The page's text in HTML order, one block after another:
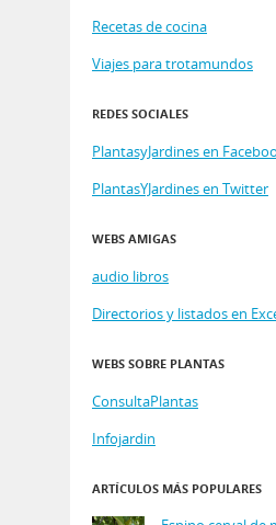
Recetas de cocina
Viajes para trotamundos
REDES SOCIALES
PlantasyJardines en
PlantasYJardines en Twitter
WEBS AMIGAS
audio libros
Directorios y listados en
WEBS SOBRE PLANTAS
ConsultaPlantas
Infojardin
ARTÍCULOS MÁS POPULARES